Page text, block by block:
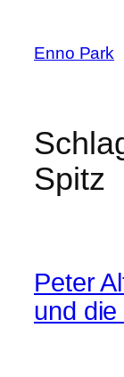
springen
Enno Park
Spitz
Peter
und